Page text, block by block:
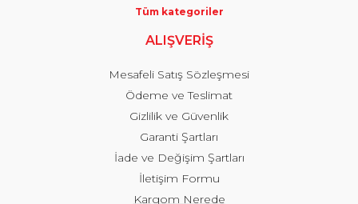
Tüm kategoriler
ALIŞVERİŞ
Mesafeli Satış Sözleşmesi
Ödeme ve Teslimat
Gizlilik ve Güvenlik
Garanti Şartları
İade ve Değişim Şartları
İletişim Formu
Kargom Nerede